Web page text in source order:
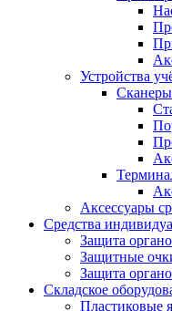
Устройства
Сканеры
Аксессуары
Средства
Защита
Защитные
Защита
Складское
Пластиковые